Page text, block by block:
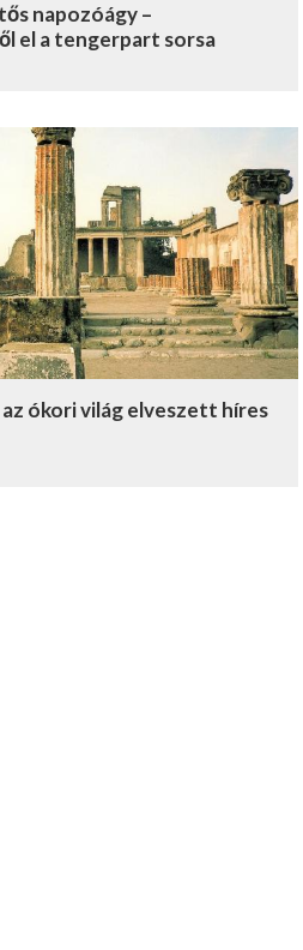
napozóágy –
el a tengerpart sorsa
ókori világ elveszett híres